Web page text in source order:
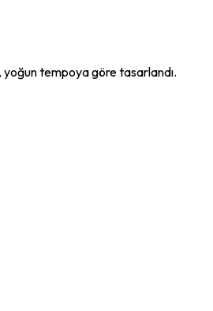
yoğun tempoya göre tasarlandı.